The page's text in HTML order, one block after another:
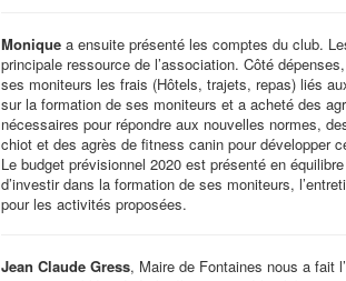
Monique a ensuite présenté les comptes du club.
principale ressource de l’association. Côté
ses moniteurs les frais (Hôtels, trajets, repas) liés
sur la formation de ses moniteurs et a acheté des
nécessaires pour répondre aux nouvelles normes,
chiot et des agrès de fitness canin pour développer
Le budget prévisionnel 2020 est présenté en
d’investir dans la formation de ses moniteurs,
pour les activités proposées.
Jean Claude Gress, Maire de Fontaines nous a fait